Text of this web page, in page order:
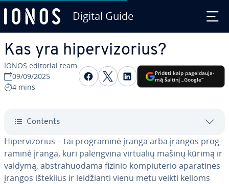
Digital Guide
Kas yra hi­per­vi­zo­rius?
IONOS editorial team
09/09/2025
4 mins
Share on Facebook
Share on Twitter
Share on LinkedIn
Pridėti kaip pa­gei­dau­ja­
mą šaltinį „Google“
Contents
Hi­per­vi­zo­rius – tai prog­ra­mi­nė įranga arba įrangos prog­
ra­mi­nė įranga, kuri pa­leng­vi­na virtualių mašinų kūrimą ir
valdymą, abst­ra­huo­da­ma fizinio kom­piu­te­rio apa­ra­ti­nės
įrangos išteklius ir lei­džian­ti vienu metu veikti kelioms